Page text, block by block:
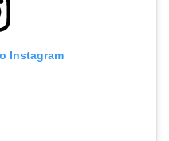
Instagram